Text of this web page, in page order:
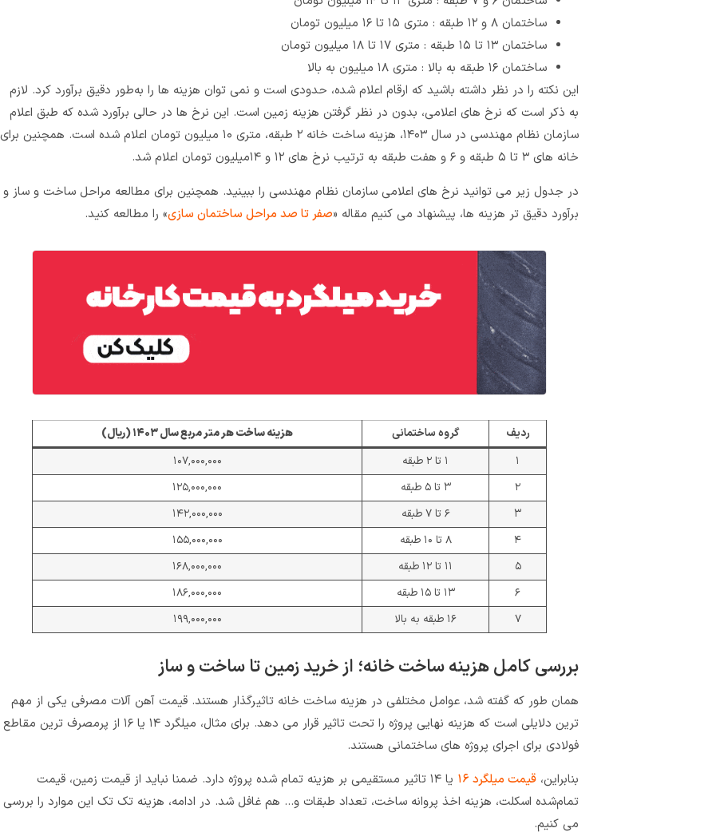
ساختمان‌ ۸ و ۱۲ طبقه : متری ۱۵ تا ۱۶ میلیون تومان
ساختمان ‌۱۳ تا ۱۵ طبقه : متری ۱۷ تا ۱۸ میلیون تومان
ساختمان‌ ۱۶ طبقه به بالا : متری ۱۸ میلیون به بالا
این نکته را در نظر داشته باشید که ارقام اعلام شده، حدودی است و نمی ‌توان هزینه‌ ها را به‌طور دقیق برآورد کرد. لازم
به ذکر است که نرخ های اعلامی، بدون در نظر گرفتن هزینه زمین است. این نرخ ها در حالی برآورد شده که طبق اعلام
سازمان نظام مهندسی در سال ۱۴۰۳، هزینه ساخت خانه ۲ طبقه، متری ۱۰ میلیون تومان اعلام شده است. همچنین برای
خانه های ۳ تا ۵ طبقه و ۶ و هفت طبقه به ترتیب نرخ های ۱۲ و ۱۴میلیون تومان اعلام شد.
در جدول زیر می توانید نرخ های اعلامی سازمان نظام مهندسی را ببینید. همچنین برای مطالعه مراحل ساخت و ساز و
برآورد دقیق تر هزینه ها، پیشنهاد می کنیم مقاله «صفر تا صد مراحل ساختمان سازی» را مطالعه کنید.
ردیف گروه ساختمانی
هزینه ساخت هر متر مربع سال ۱۴۰۳ (ریال)
۱
۱ تا ۲ طبقه
۱۰۷,۰۰۰,۰۰۰
۲
۳ تا ۵ طبقه
۱۲۵,۰۰۰,۰۰۰
۳
۶ تا ۷ طبقه
۱۴۲,۰۰۰,۰۰۰
۴
۸ تا ۱۰ طبقه
۱۵۵,۰۰۰,۰۰۰
۵
۱۱ تا ۱۲ طبقه
۱۶۸,۰۰۰,۰۰۰
۶
۱۳ تا ۱۵ طبقه
۱۸۶,۰۰۰,۰۰۰
۷
۱۶ طبقه به بالا ۱۹۹,۰۰۰,۰۰۰
بررسی کامل هزینه ساخت خانه؛ از خرید زمین تا ساخت و ساز
همان طور که گفته شد، عوامل مختلفی در هزینه ساخت خانه تاثیرگذار هستند. قیمت آهن آلات مصرفی یکی از مهم‌
ترین دلایلی است که هزینه نهایی پروژه را تحت تاثیر قرار می دهد. برای مثال، میلگرد ۱۴ یا ۱۶ از پرمصرف ترین مقاطع
فولادی برای اجرای پروژه های ساختمانی هستند.
بنابراین، قیمت میلگرد ۱۶
یا ۱۴ تاثیر مستقیمی بر هزینه تمام شده پروژه دارد. ضمنا نباید از قیمت زمین، قیمت
تمام‌شده اسکلت، هزینه اخذ پروانه ساخت، تعداد طبقات و… هم غافل شد. در ادامه، هزینه تک تک این موارد را بررسی
می کنیم.